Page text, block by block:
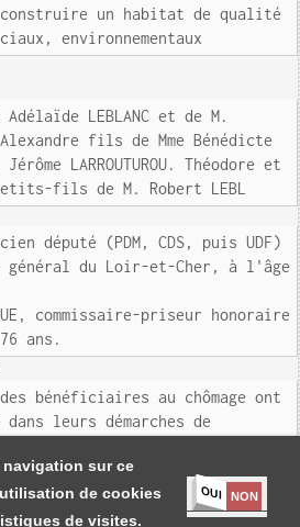
sur ce
de cookies
de visites.
OUI NON
construire un habitat de qualité
environnementaux
LEBLANC et de M.
Alexandre fils de Mme Bénédicte
Jérôme LARROUTUROU. Théodore et
fils de M. Robert LEBL
député (PDM, CDS, puis UDF)
du Loir-et-Cher, à l'âge
commissaire-priseur honoraire
ans.
bénéficiaires au chômage ont
leurs démarches de